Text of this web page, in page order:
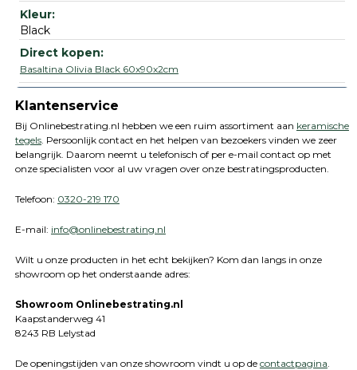
Black
Basaltina Olivia Black 60x90x2cm
Klantenservice
Bij Onlinebestrating.nl hebben we een ruim assortiment aan keramische
tegels. Persoonlijk contact en het helpen van bezoekers vinden we zeer
belangrijk. Daarom neemt u telefonisch of per e-mail contact op met
onze specialisten voor al uw vragen over onze bestratingsproducten.
Telefoon: 0320-219 170
E-mail: info@onlinebestrating.nl
Wilt u onze producten in het echt bekijken? Kom dan langs in onze
showroom op het onderstaande adres:
Showroom Onlinebestrating.nl
Kaapstanderweg 41
8243 RB Lelystad
De openingstijden van onze showroom vindt u op de contactpagina.